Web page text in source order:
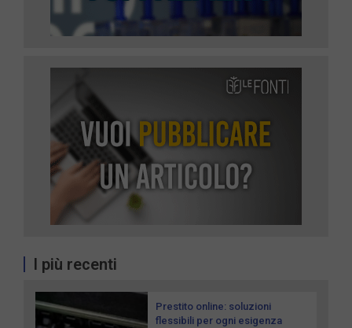
I più recenti
Prestito online: soluzioni
flessibili per ogni esigenza